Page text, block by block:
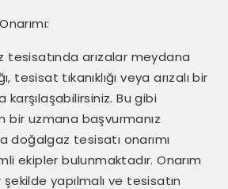
tesisatında arızalar meydana
tesisat tıkanıklığı veya arızalı bir
Bu gibi
bir uzmana başvurmanız
doğalgaz tesisatı onarımı
ekipler bulunmaktadır. Onarım
yapılmalı ve tesisatın